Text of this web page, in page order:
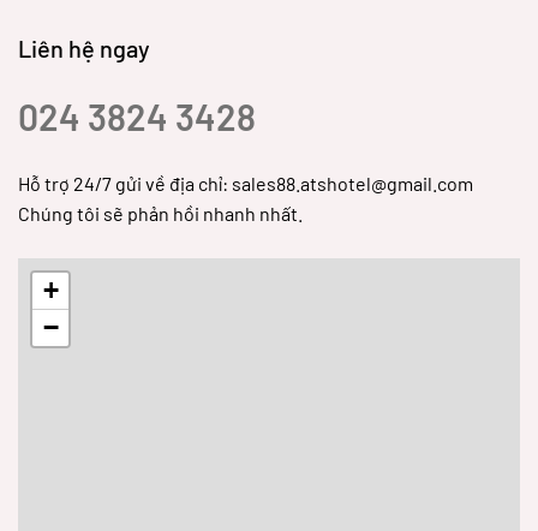
Liên hệ ngay
024 3824 3428
Hỗ trợ 24/7 gửi về địa chỉ: sales88.atshotel@gmail.com
Chúng tôi sẽ phản hồi nhanh nhất.
+
−